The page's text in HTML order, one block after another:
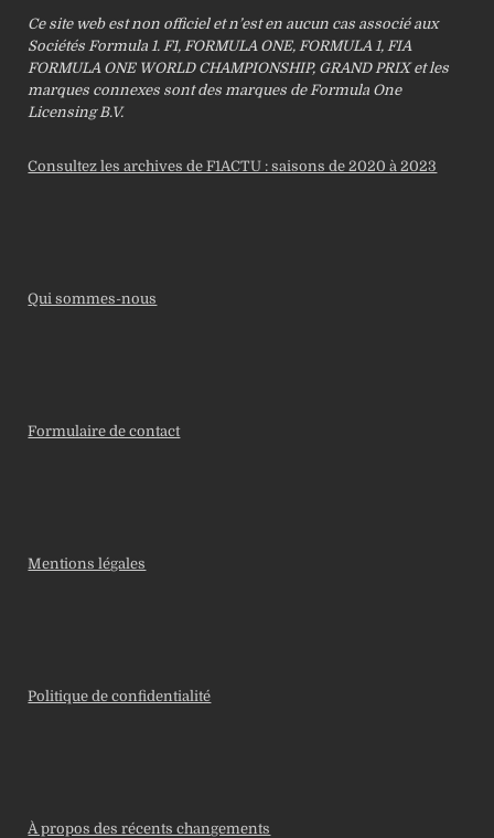
Ce site web est non officiel et n’est en aucun cas associé aux
Sociétés Formula 1. F1, FORMULA ONE, FORMULA 1, FIA
FORMULA ONE WORLD CHAMPIONSHIP, GRAND PRIX et les
marques connexes sont des marques de Formula One
Licensing B.V.
Consultez les archives de F1ACTU : saisons de 2020 à 2023
Qui sommes-nous
Formulaire de contact
Mentions légales
Politique de confidentialité
À propos des récents changements